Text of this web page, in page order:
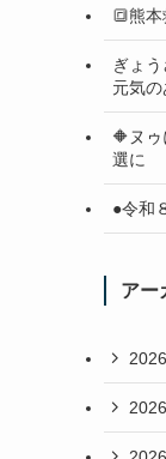
🔳熊
ぎょ
元気
🔶ヌ
選に
●令和
アー